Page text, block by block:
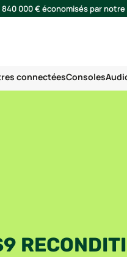
840 000 € économisés par
connectéesConsoles